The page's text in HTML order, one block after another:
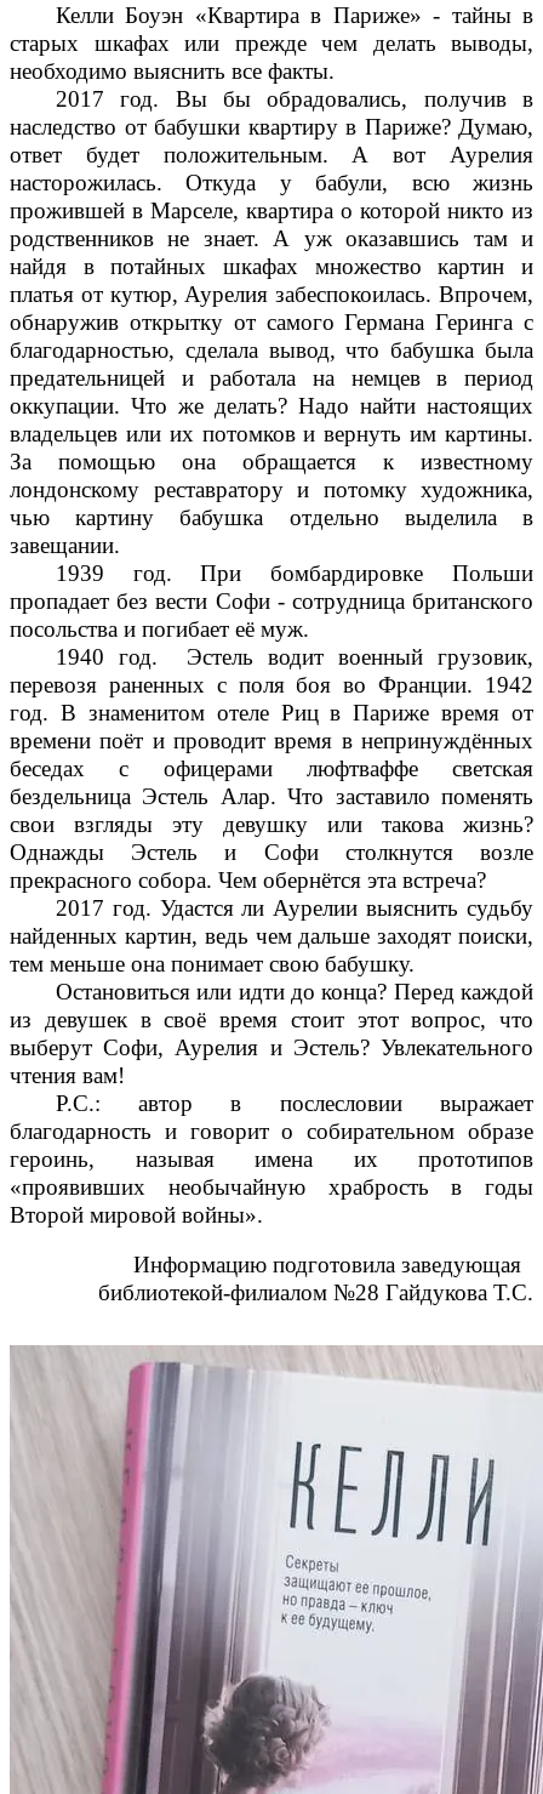
Келли Боуэн «Квартира в Париже» - тайны в
старых шкафах или прежде чем делать выводы,
необходимо выяснить все факты.
2017 год. Вы бы обрадовались, получив в
наследство от бабушки квартиру в Париже? Думаю,
ответ будет положительным. А вот Аурелия
насторожилась. Откуда у бабули, всю жизнь
прожившей в Марселе, квартира о которой никто из
родственников не знает. А уж оказавшись там и
найдя в потайных шкафах множество картин и
платья от кутюр, Аурелия забеспокоилась. Впрочем,
обнаружив открытку от самого Германа Геринга с
благодарностью, сделала вывод, что бабушка была
предательницей и работала на немцев в период
оккупации. Что же делать? Надо найти настоящих
владельцев или их потомков и вернуть им картины.
За помощью она обращается к известному
лондонскому реставратору и потомку художника,
чью картину бабушка отдельно выделила в
завещании.
1939 год. При бомбардировке Польши
пропадает без вести Софи - сотрудница британского
посольства и погибает её муж.
1940 год. Эстель водит военный грузовик,
перевозя раненных с поля боя во Франции. 1942
год. В знаменитом отеле Риц в Париже время от
времени поёт и проводит время в непринуждённых
беседах с офицерами люфтваффе светская
бездельница Эстель Алар. Что заставило поменять
свои взгляды эту девушку или такова жизнь?
Однажды Эстель и Софи столкнутся возле
прекрасного собора. Чем обернётся эта встреча?
2017 год. Удастся ли Аурелии выяснить судьбу
найденных картин, ведь чем дальше заходят поиски,
тем меньше она понимает свою бабушку.
Остановиться или идти до конца? Перед каждой
из девушек в своё время стоит этот вопрос, что
выберут Софи, Аурелия и Эстель? Увлекательного
чтения вам!
Р.С.: автор в послесловии выражает
благодарность и говорит о собирательном образе
героинь, называя имена их прототипов
«проявивших необычайную храбрость в годы
Второй мировой войны».
Информацию подготовила заведующая
библиотекой-филиалом №28 Гайдукова Т.С.